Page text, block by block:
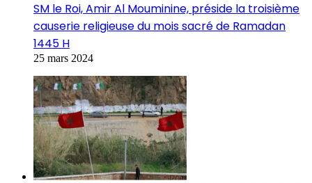
SM le Roi, Amir Al Mouminine, préside la troisième
causerie religieuse du mois sacré de Ramadan
1445 H
25 mars 2024